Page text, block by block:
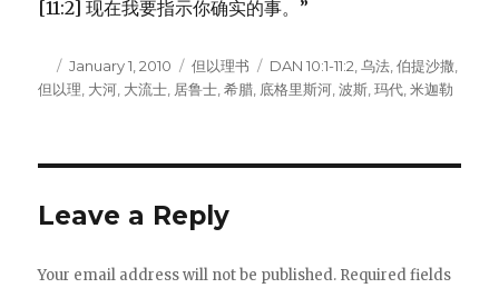
[11:2] 现在我要指示你确实的事。”
Author
Posted
on
January 1, 2010 Categories
但以理书 Tags
DAN 10:1-11:2 ,乌法 ,伯提沙撒
但以理 大河 大流士 居鲁士 ,希腊 底格里斯河 ,波斯 ,玛代 ,米迦勒
Leave a Reply
Your email address will not be published. Required fields